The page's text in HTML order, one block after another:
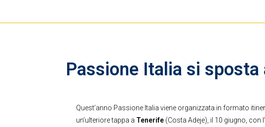
Passione Italia si sposta
Quest’anno Passione Italia viene organizzata in formato
un’ulteriore tappa a Tenerife (Costa Adeje), il 10 giugno,